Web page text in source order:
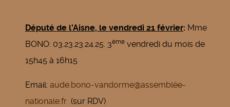
Député de l'Aisne, le vendredi 21 février: Mme
BONO: 03.23.23.24.25. 3ème vendredi du mois de
15h45 à 16h15
Email: aude.bono-vandorme@assemblée-
nationale.fr (sur RDV)